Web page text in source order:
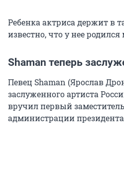
Ребенка актриса держит в
известно, что у нее
Shaman теперь
Певец Shaman (Ярослав
заслуженного артиста
вручил первый
администрации